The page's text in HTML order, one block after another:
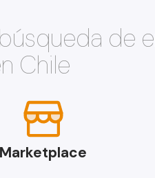
de
Chile
Marketplace